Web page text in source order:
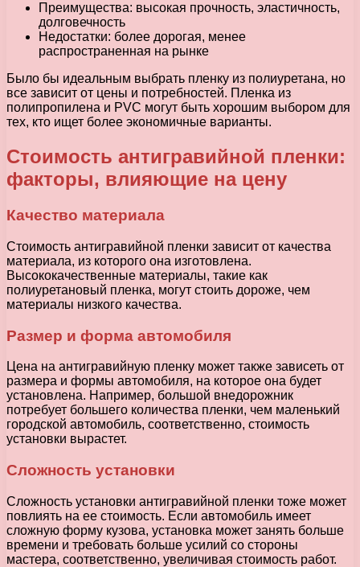
Преимущества: высокая прочность, эластичность,
долговечность
Недостатки: более дорогая, менее
распространенная на рынке
Было бы идеальным выбрать пленку из полиуретана, но
все зависит от цены и потребностей. Пленка из
полипропилена и PVC могут быть хорошим выбором для
тех, кто ищет более экономичные варианты.
Стоимость антигравийной пленки:
факторы, влияющие на цену
Качество материала
Стоимость антигравийной пленки зависит от качества
материала, из которого она изготовлена.
Высококачественные материалы, такие как
полиуретановый пленка, могут стоить дороже, чем
материалы низкого качества.
Размер и форма автомобиля
Цена на антигравийную пленку может также зависеть от
размера и формы автомобиля, на которое она будет
установлена. Например, большой внедорожник
потребует большего количества пленки, чем маленький
городской автомобиль, соответственно, стоимость
установки вырастет.
Сложность установки
Сложность установки антигравийной пленки тоже может
повлиять на ее стоимость. Если автомобиль имеет
сложную форму кузова, установка может занять больше
времени и требовать больше усилий со стороны
мастера, соответственно, увеличивая стоимость работ.